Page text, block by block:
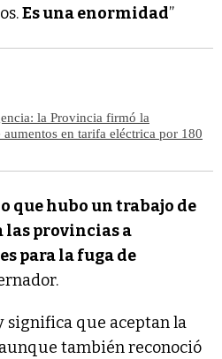
Es una enormidad”
la Provincia firmó la
aumentos en tarifa eléctrica por 180
que hubo un trabajo de
las provincias a
para la fuga de
significa que aceptan la
también reconoció